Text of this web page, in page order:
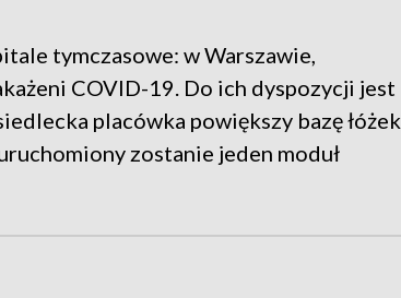
tymczasowe: w Warszawie,
COVID-19. Do ich dyspozycji jest
placówka powiększy bazę łóżek
zostanie jeden moduł